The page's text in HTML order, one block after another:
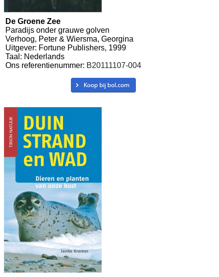
De Groene Zee
Paradijs onder grauwe golven
Verhoog, Peter & Wiersma, Georgina
Uitgever: Fortune Publishers, 1999
Taal: Nederlands
Ons referentienummer: B20111107-004